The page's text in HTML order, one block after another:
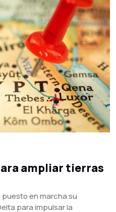
ampliar tierras
puesto en marcha su
para impulsar la